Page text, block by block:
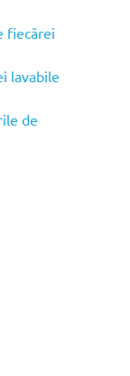
fiecărei
lavabile
de